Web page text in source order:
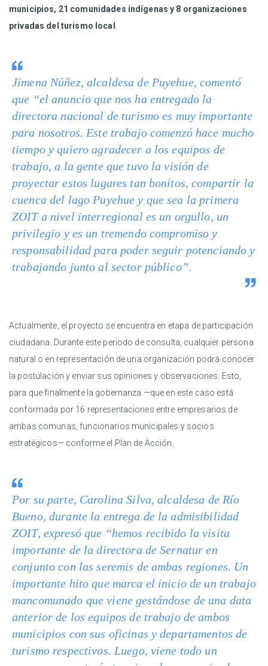
municipios, 21 comunidades indígenas y 8 organizaciones
privadas del turismo local
Jimena Núñez, alcaldesa de Puyehue, comentó
que “el anuncio que nos ha entregado la
directora nacional de turismo es muy importante
para nosotros. Este trabajo comenzó hace mucho
tiempo y quiero agradecer a los equipos de
trabajo, a la gente que tuvo la visión de
proyectar estos lugares tan bonitos, compartir la
cuenca del lago Puyehue y que sea la primera
ZOIT a nivel interregional es un orgullo, un
privilegio y es un tremendo compromiso y
responsabilidad para poder seguir potenciando y
trabajando junto al sector público”.
Actualmente, el proyecto se encuentra en etapa de participación
ciudadana. Durante este periodo de consulta, cualquier persona
natural o en representación de una organización podrá conocer
la postulación y enviar sus opiniones y observaciones. Esto,
para que finalmente la gobernanza —que en este caso está
conformada por 16 representaciones entre empresarios de
ambas comunas, funcionarios municipales y socios
estratégicos— conforme el Plan de Acción.
Por su parte, Carolina Silva, alcaldesa de Río
Bueno, durante la entrega de la admisibilidad
ZOIT, expresó que “hemos recibido la visita
importante de la directora de Sernatur en
conjunto con las seremis de ambas regiones. Un
importante hito que marca el inicio de un trabajo
mancomunado que viene gestándose de una data
anterior de los equipos de trabajo de ambos
municipios con sus oficinas y departamentos de
turismo respectivos. Luego, viene todo un